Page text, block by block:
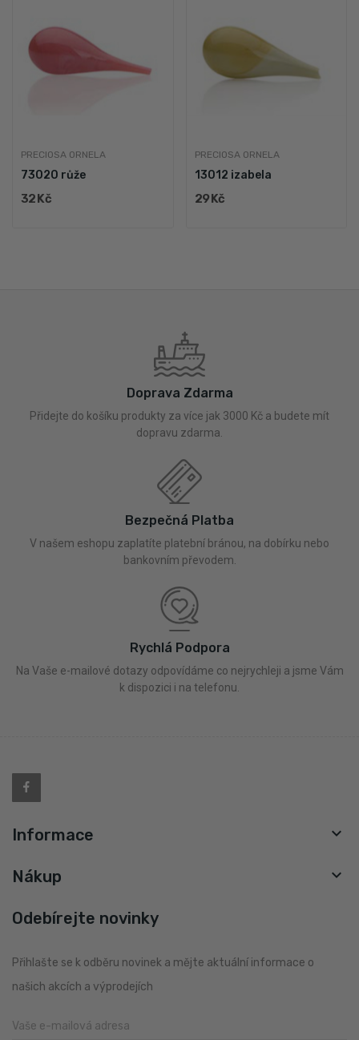
PRECIOSA ORNELA
73020 růže
32 Kč
PRECIOSA ORNELA
13012 izabela
29 Kč
Doprava Zdarma
Přidejte do košíku produkty za více jak 3000 Kč a budete mít
dopravu zdarma.
Bezpečná Platba
V našem eshopu zaplatíte platební bránou, na dobírku nebo
bankovním převodem.
Rychlá Podpora
Na Vaše e-mailové dotazy odpovídáme co nejrychleji a jsme Vám
k dispozici i na telefonu.
Informace 
Nákup 
Odebírejte novinky
Přihlašte se k odběru novinek a mějte aktuální informace o
našich akcích a výprodejích